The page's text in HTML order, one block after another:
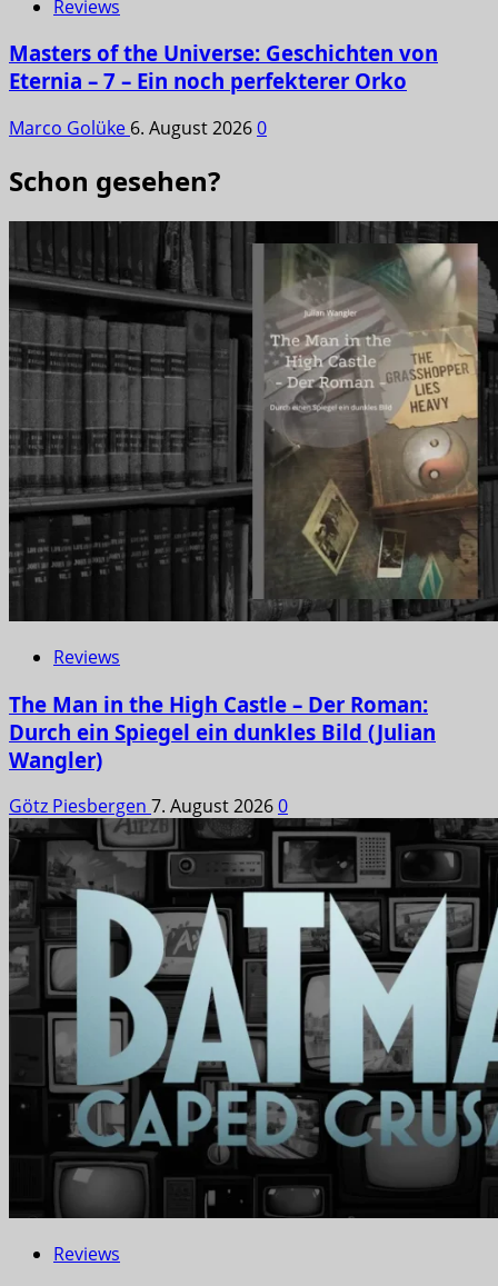
Reviews
Masters of the Universe: Geschichten von
Eternia – 7 – Ein noch perfekterer Orko
Marco Golüke 6. August 20260
Schon gesehen?
Reviews
The Man in the High Castle – Der Roman:
Durch ein Spiegel ein dunkles Bild (Julian
Wangler)
Götz Piesbergen 7. August 20260
Reviews